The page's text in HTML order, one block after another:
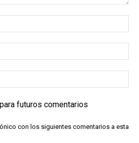
futuros comentarios
con los siguientes comentarios a esta